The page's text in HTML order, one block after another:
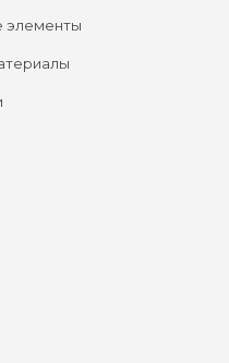
элементы